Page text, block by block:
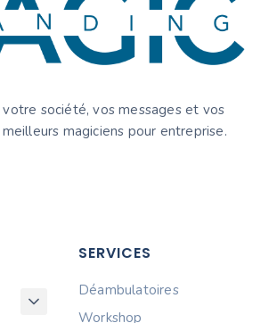
société, vos messages et vos
magiciens pour entreprise.
SERVICES
Déambulatoires
Workshop